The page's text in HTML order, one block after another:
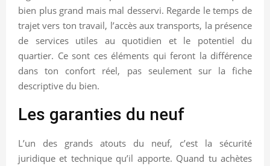
bien plus grand mais mal desservi. Regarde le temps de
trajet vers ton travail, l’accès aux transports, la présence
de services utiles au quotidien et le potentiel du
quartier. Ce sont ces éléments qui feront la différence
dans ton confort réel, pas seulement sur la fiche
descriptive du bien.
Les garanties du neuf
L’un des grands atouts du neuf, c’est la sécurité
juridique et technique qu’il apporte. Quand tu achètes